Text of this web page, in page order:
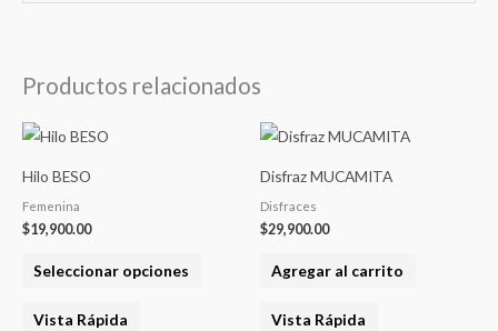
Productos relacionados
Hilo BESO
Femenina
$19,900.00
Seleccionar opciones
Vista Rápida
Disfraz MUCAMITA
Disfraces
$29,900.00
Agregar al carrito
Vista Rápida